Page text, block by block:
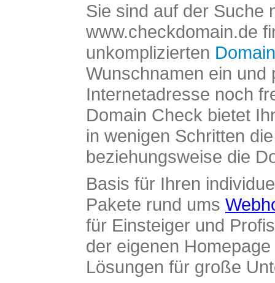
Sie sind auf der Suche
www.checkdomain.de
unkomplizierten
Wunschnamen ein und
Internetadresse noch
Domain Check bietet
in wenigen Schritten
beziehungsweise die
Basis für Ihren
Pakete rund ums
für Einsteiger und
der eigenen
Lösungen für große